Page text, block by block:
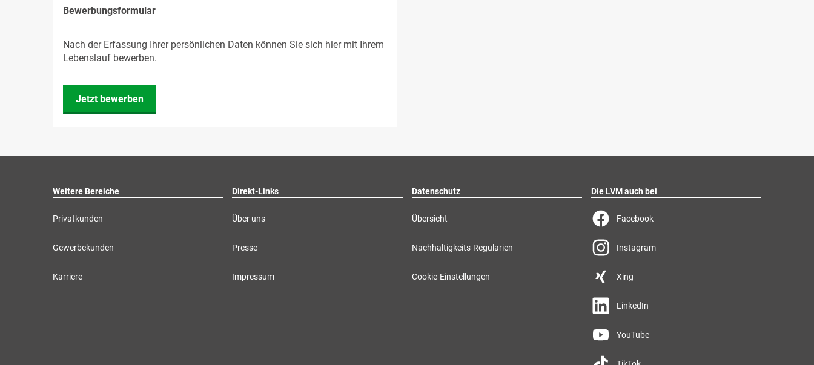
Bewerbungsformular
Nach der Erfassung Ihrer persönlichen Daten können Sie sich hier mit Ihrem
Lebenslauf bewerben.
Jetzt bewerben
Weitere Bereiche
Privatkunden
Gewerbekunden
Karriere
Direkt-Links
Über uns
Presse
Impressum
Datenschutz
Übersicht
Nachhaltigkeits-Regularien
Cookie-Einstellungen
Die LVM auch bei
Facebook
Instagram
Xing
LinkedIn
YouTube